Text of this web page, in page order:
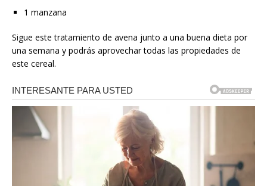
1 manzana
Sigue este tratamiento de avena junto a una buena dieta por
una semana y podrás aprovechar todas las propiedades de
este cereal.